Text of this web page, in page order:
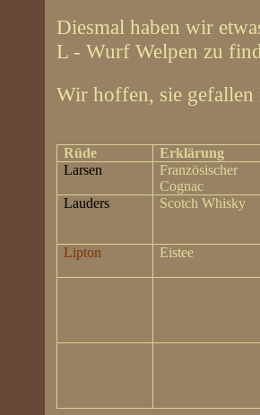
Diesmal haben wir
L - Wurf Welpen zu
Wir hoffen, sie gefallen
Rüde
Erklärung
Larsen
Französischer
Cognac
Lauders
Scotch Whisky
Lipton Eistee